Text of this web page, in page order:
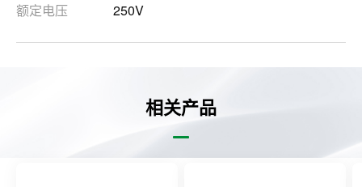
额定电压 250V
相关产品